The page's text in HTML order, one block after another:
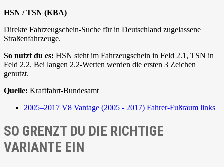
HSN / TSN (KBA)
Direkte Fahrzeugschein-Suche für in Deutschland zugelassene
Straßenfahrzeuge.
So nutzt du es: HSN steht im Fahrzeugschein in Feld 2.1, TSN in
Feld 2.2. Bei langen 2.2-Werten werden die ersten 3 Zeichen
genutzt.
Quelle: Kraftfahrt-Bundesamt
2005–2017 V8 Vantage (2005 - 2017) Fahrer-Fußraum links
SO GRENZT DU DIE RICHTIGE
VARIANTE EIN